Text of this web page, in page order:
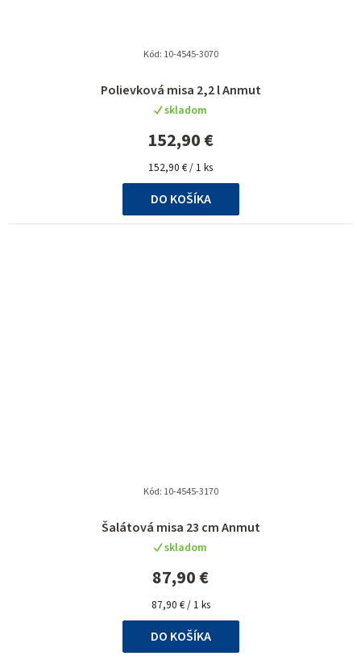
Polievková misa 2,2 l Anmut
skladom
152,90 €
Jednotková
cena:
152,90 € / 1 ks
DO KOŠÍKA
Kód: 10-4545-3070
Šalátová misa 23 cm Anmut
skladom
87,90 €
Jednotková
cena:
87,90 € / 1 ks
DO KOŠÍKA
Kód: 10-4545-3170